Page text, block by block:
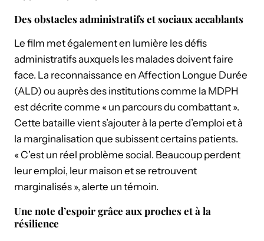
Des obstacles administratifs et sociaux accablants
Le film met également en lumière les défis
administratifs auxquels les malades doivent faire
face. La reconnaissance en Affection Longue Durée
(ALD) ou auprès des institutions comme la MDPH
est décrite comme « un parcours du combattant ».
Cette bataille vient s’ajouter à la perte d’emploi et à
la marginalisation que subissent certains patients.
« C’est un réel problème social. Beaucoup perdent
leur emploi, leur maison et se retrouvent
marginalisés », alerte un témoin.
Une note d’espoir grâce aux proches et à la
résilience